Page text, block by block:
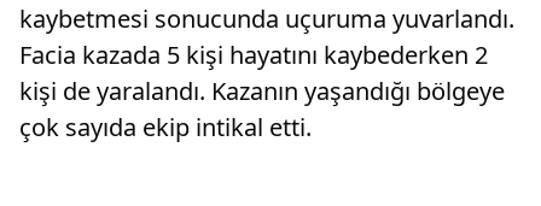
kaybetmesi sonucunda uçuruma yuvarlandı.
Facia kazada 5 kişi hayatını kaybederken 2
kişi de yaralandı. Kazanın yaşandığı bölgeye
çok sayıda ekip intikal etti.